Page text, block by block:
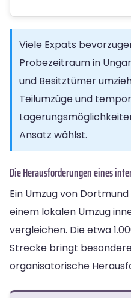
Viele Expats
Probezeitraum in
und Besitztümer
Teilumzüge und
Ansatz wählst.
Die Herausforderungen eines
Ein Umzug von
einem lokalen Umzug
vergleichen. Die etwa
Strecke bringt
organisatorische